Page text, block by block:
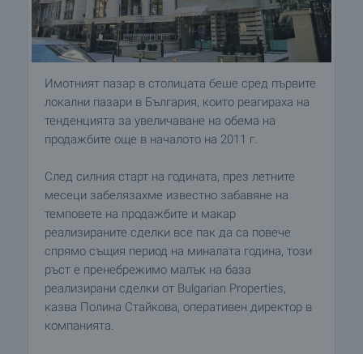
Имотният пазар в столицата беше сред първите
локални пазари в България, които реагираха на
тенденцията за увеличаване на обема на
продажбите още в началото на 2011 г.
След силния старт на годината, през летните
месеци забелязахме известно забавяне на
темповете на продажбите и макар
реализираните сделки все пак да са повече
спрямо същия период на миналата година, този
ръст е пренебрежимо малък на база
реализирани сделки от Bulgarian Properties,
казва Полина Стайкова, оперативен директор в
компанията.